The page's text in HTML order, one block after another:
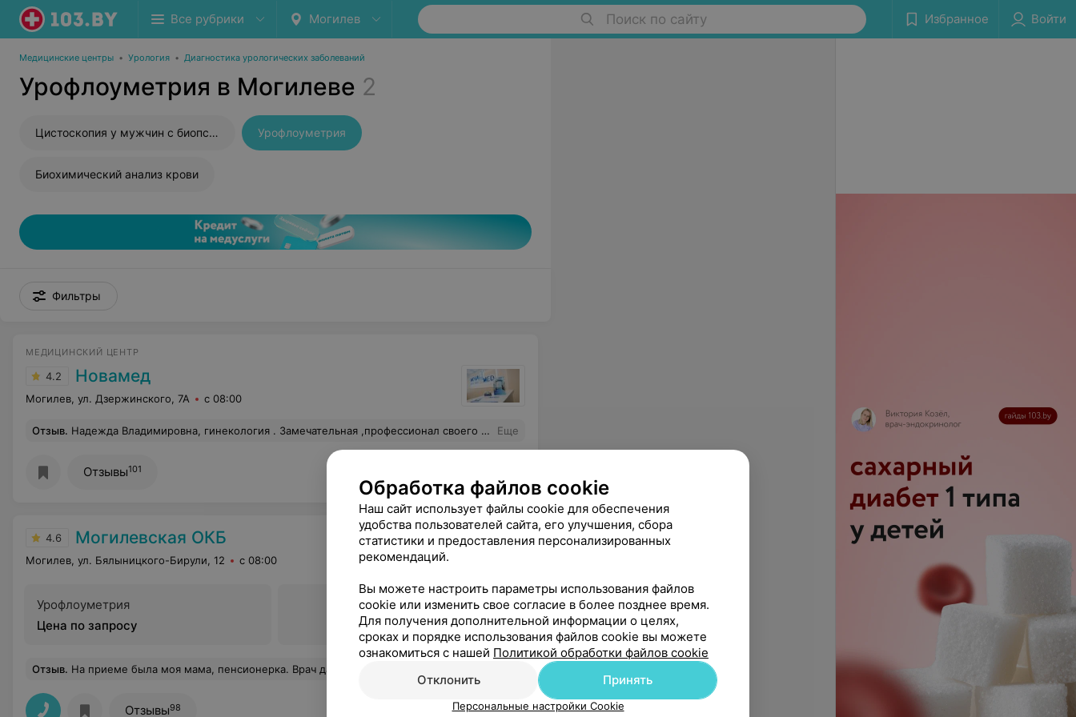
Все рубрики Могилев Поиск по сайту Избранное Войти
Медицинские центры • Урология • Диагностика урологических заболеваний
Урофлоуметрия в Могилеве 2
Цистоскопия у мужчин с биопсией Урофлоуметрия
Биохимический анализ крови
Фильтры
МЕДИЦИНСКИЙ ЦЕНТР
4.2 Новамед
Могилев, ул. Дзержинского, 7А с 08:00
Отзыв. Надежда Владимировна, гинекология . Замечательная ,профессионал своего дела Еще
Отзывы101
4.6 Могилевская ОКБ
Могилев, ул. Бялыницкого-Бирули, 12 с 08:00
Урофлоуметрия
Цена по запросу
Все цены
Отзыв. На приеме была моя мама, пенсионерка. Врач даже не посмотрела анализы и не стала объяснять про лекарства, которые в итоге прописала.
Отзывы98
Обработка файлов cookie
Наш сайт использует файлы cookie для обеспечения
удобства пользователей сайта, его улучшения, сбора
статистики и предоставления персонализированных
рекомендаций.
Вы можете настроить параметры использования файлов
cookie или изменить свое согласие в более позднее время.
Для получения дополнительной информации о целях,
сроках и порядке использования файлов cookie вы можете
ознакомиться с нашей Политикой обработки файлов cookie
Отклонить
Принять
Персональные настройки Cookie